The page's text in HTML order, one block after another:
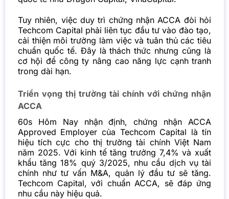
Tuy nhiên, việc duy trì chứng nhận ACCA đòi hỏi
Techcom Capital phải liên tục đầu tư vào đào tạo,
cải thiện môi trường làm việc và tuân thủ các tiêu
chuẩn quốc tế. Đây là thách thức nhưng cũng là
cơ hội để công ty nâng cao năng lực cạnh tranh
trong dài hạn.
Triển vọng thị trường tài chính với chứng nhận
ACCA
60s Hôm Nay nhận định, chứng nhận ACCA
Approved Employer của Techcom Capital là tín
hiệu tích cực cho thị trường tài chính Việt Nam
năm 2025. Với kinh tế tăng trưởng 7,4% và xuất
khẩu tăng 18% quý 3/2025, nhu cầu dịch vụ tài
chính như tư vấn M&A, quản lý đầu tư sẽ tăng.
Techcom Capital, với chuẩn ACCA, sẽ đáp ứng
nhu cầu này hiệu quả.